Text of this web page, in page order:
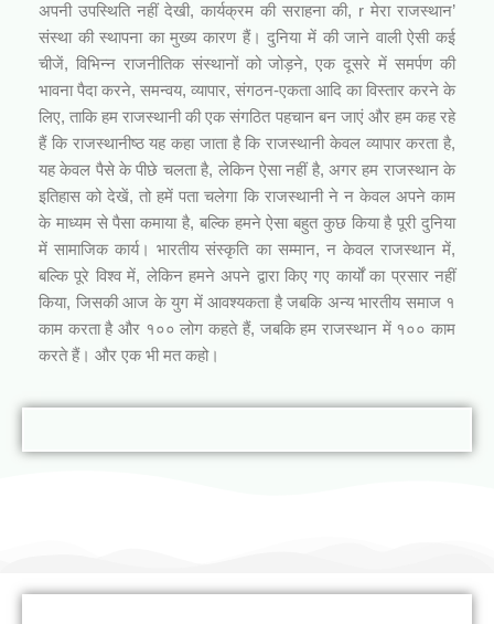
अपनी उपस्थिति नहीं देखी, कार्यक्रम की सराहना की, r मेरा राजस्थान’
संस्था की स्थापना का मुख्य कारण हैं। दुनिया में की जाने वाली ऐसी कई
चीजें, विभिन्न राजनीतिक संस्थानों को जोड़ने, एक दूसरे में समर्पण की
भावना पैदा करने, समन्वय, व्यापार, संगठन-एकता आदि का विस्तार करने के
लिए, ताकि हम राजस्थानी की एक संगठित पहचान बन जाएं और हम कह रहे
हैं कि राजस्थानीष्ठ यह कहा जाता है कि राजस्थानी केवल व्यापार करता है,
यह केवल पैसे के पीछे चलता है, लेकिन ऐसा नहीं है, अगर हम राजस्थान के
इतिहास को देखें, तो हमें पता चलेगा कि राजस्थानी ने न केवल अपने काम
के माध्यम से पैसा कमाया है, बल्कि हमने ऐसा बहुत कुछ किया है पूरी दुनिया
में सामाजिक कार्य। भारतीय संस्कृति का सम्मान, न केवल राजस्थान में,
बल्कि पूरे विश्व में, लेकिन हमने अपने द्वारा किए गए कार्यों का प्रसार नहीं
किया, जिसकी आज के युग में आवश्यकता है जबकि अन्य भारतीय समाज १
काम करता है और १०० लोग कहते हैं, जबकि हम राजस्थान में १०० काम
करते हैं। और एक भी मत कहो।